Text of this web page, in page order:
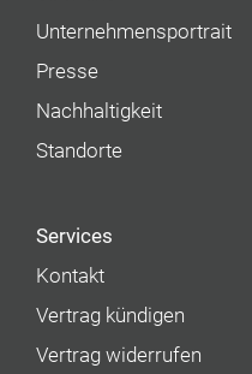
Unternehmens­portrait
Presse
Nachhaltigkeit
Standorte
Services
Kontakt
Vertrag kündigen
Vertrag widerrufen